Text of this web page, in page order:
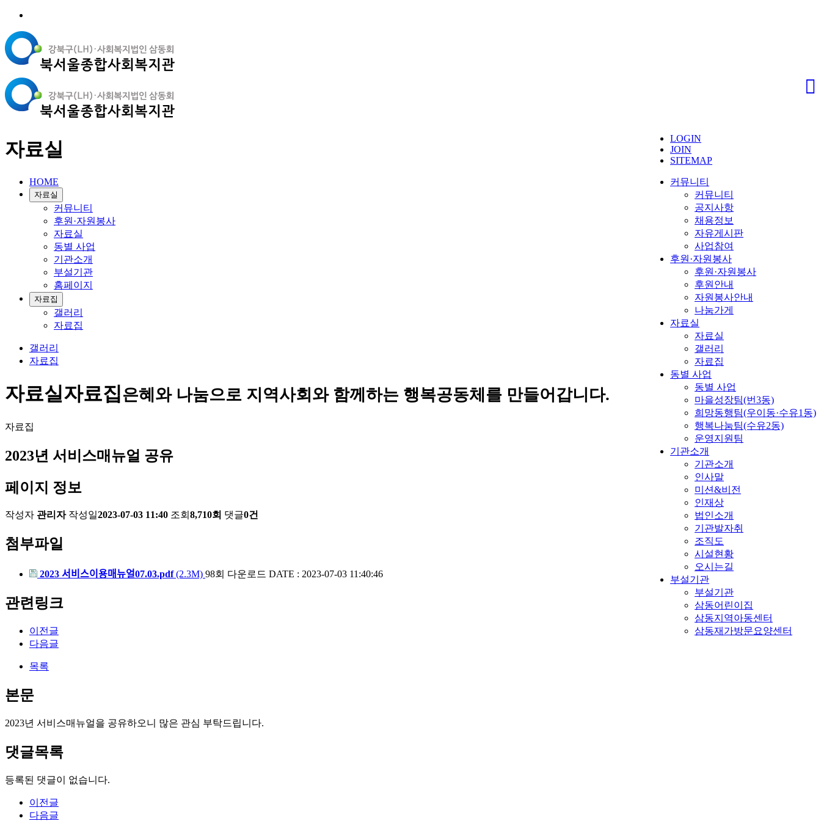
LOGIN
JOIN
SITEMAP
커뮤니티
커뮤니티
공지사항
채용정보
자유게시판
사업참여
후원·자원봉사
후원·자원봉사
후원안내
자원봉사안내
나눔가게
자료실
자료실
갤러리
자료집
동별 사업
동별 사업
마을성장팀(번3동)
희망동행팀(우이동·수유1동)
행복나눔팀(수유2동)
운영지원팀
기관소개
기관소개
인사말
미션&비전
인재상
법인소개
기관발자취
조직도
시설현황
오시는길
부설기관
부설기관
삼동어린이집
삼동지역아동센터
삼동재가방문요양센터
자료실
HOME
자료실
커뮤니티
후원·자원봉사
자료실
동별 사업
기관소개
부설기관
홈페이지
자료집
갤러리
자료집
갤러리
자료집
자료실자료집은혜와 나눔으로 지역사회와 함께하는 행복공동체를 만들어갑니다.
자료집
2023년 서비스매뉴얼 공유
페이지 정보
작성자 관리자 작성일2023-07-03 11:40 조회 8,710회 댓글0건
첨부파일
2023 서비스이용매뉴얼07.03.pdf(2.3M) 98회 다운로드 DATE : 2023-07-03 11:40:46
관련링크
이전글
다음글
목록
본문
2023년 서비스매뉴얼을 공유하오니 많은 관심 부탁드립니다.
댓글목록
등록된 댓글이 없습니다.
이전글
다음글